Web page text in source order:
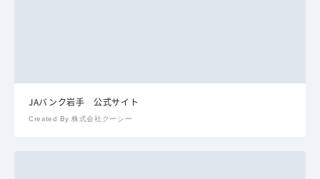
JAバンク岩手 公式サイト
Created By 株式会社クーシー